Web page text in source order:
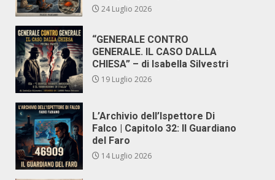
24 Luglio 2026
“GENERALE CONTRO
GENERALE. IL CASO DALLA
CHIESA” – di Isabella Silvestri
19 Luglio 2026
L’Archivio dell’Ispettore Di
Falco | Capitolo 32: Il Guardiano
del Faro
14 Luglio 2026